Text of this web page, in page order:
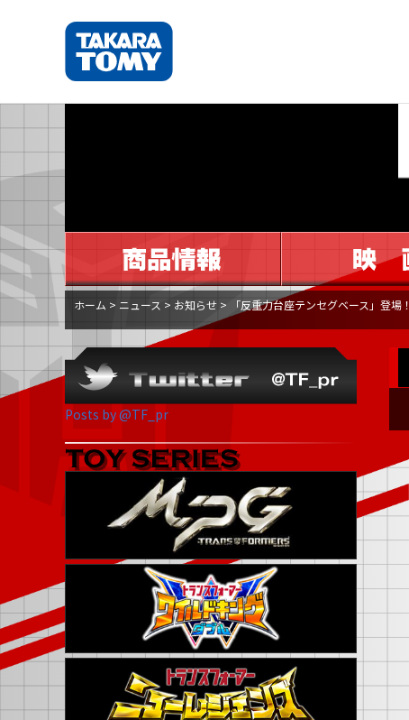
ホーム > ニュース > お知らせ > 「反重力台座テンセグベース」登場！
Posts by @TF_pr